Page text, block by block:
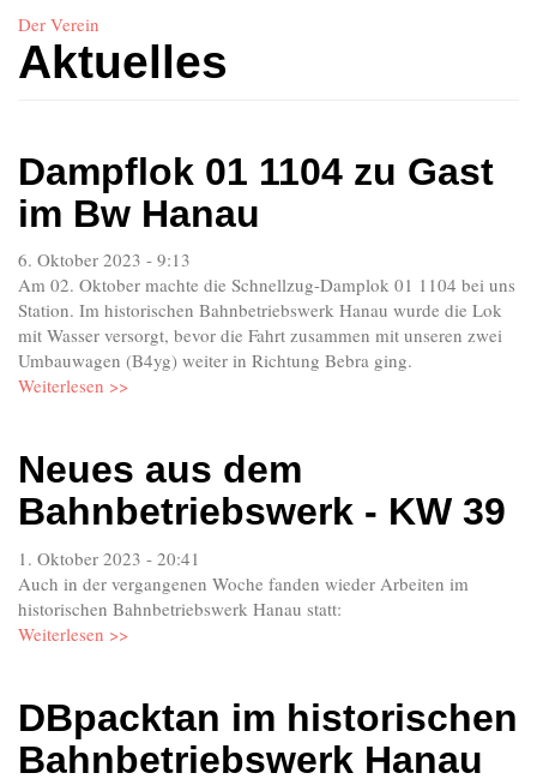
Der Verein
Aktuelles
Dampflok 01 1104 zu Gast
im Bw Hanau
6. Oktober 2023 - 9:13
Am 02. Oktober machte die Schnellzug-Damplok 01 1104 bei uns
Station. Im historischen Bahnbetriebswerk Hanau wurde die Lok
mit Wasser versorgt, bevor die Fahrt zusammen mit unseren zwei
Umbauwagen (B4yg) weiter in Richtung Bebra ging.
Weiterlesen >>
Neues aus dem
Bahnbetriebswerk - KW 39
1. Oktober 2023 - 20:41
Auch in der vergangenen Woche fanden wieder Arbeiten im
historischen Bahnbetriebswerk Hanau statt:
Weiterlesen >>
DBpacktan im historischen
Bahnbetriebswerk Hanau